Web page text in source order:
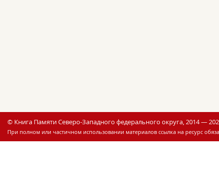
© Книга Памяти Северо-Западного федерального округа, 2014 —
При полном или частичном использовании материалов ссылка на ресурс